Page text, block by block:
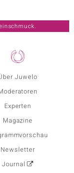
Juwelo
Experten
Magazine
Newsletter
Journal